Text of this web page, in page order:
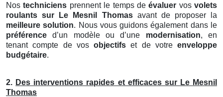
Nostechniciens prennent le temps deévaluer vos volets
roulants sur Le Mesnil Thomas avant de proposer la
meilleure solution. Nous vous guidons également dans le
préférence d’un modèle ou d’une modernisation, en
tenant compte de vos objectifs et de votre enveloppe
budgétaire.
2. Des interventions rapides et efficaces sur Le Mesnil
Thomas